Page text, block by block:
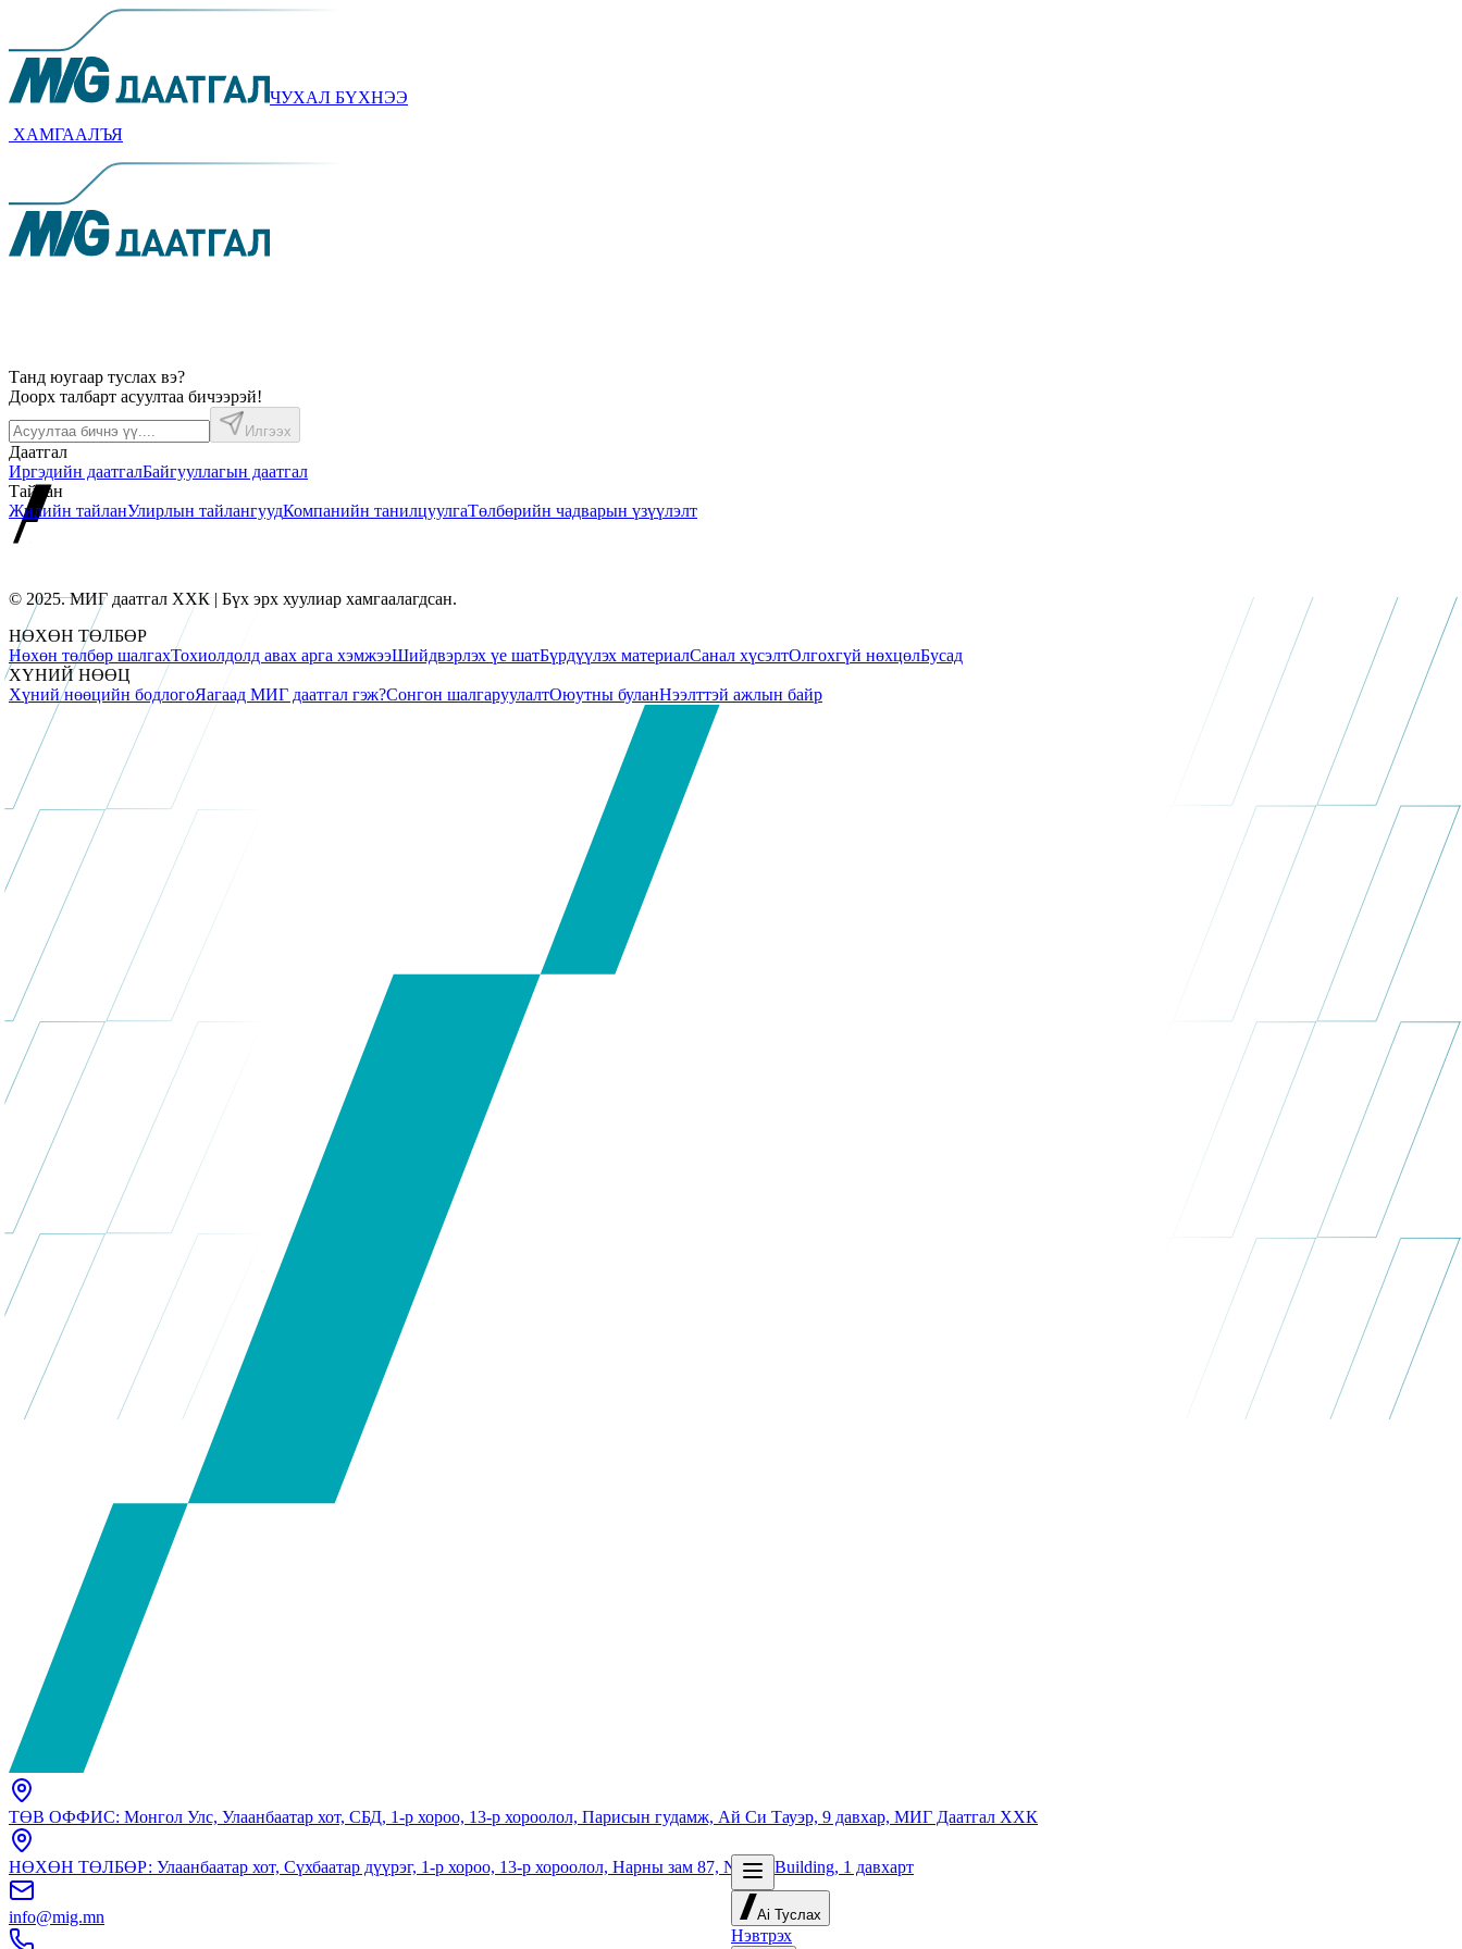
Ai Туслах
Нэвтрэх
ЧУХАЛ БYХНЭЭ
ХАМГААЛЪЯ
Танд юугаар туслах вэ?
Доорх талбарт асуултаа бичээрэй!
Илгээх
Даатгал
Иргэдийн даатгалБайгууллагын даатгал
Тайлан
Жилийн тайланУлирлын тайлангуудКомпанийн танилцуулгаТөлбөрийн чадварын үзүүлэлт
© 2025. МИГ даатгал ХХК | Бүх эрх хуулиар хамгаалагдсан.
НӨХӨН ТӨЛБӨР
Нөхөн төлбөр шалгахТохиолдолд авах арга хэмжээШийдвэрлэх үе шатБүрдүүлэх материалСанал хүсэлтОлгохгүй нөхцөлБусад
ХҮНИЙ НӨӨЦ
Хүний нөөцийн бодлогоЯагаад МИГ даатгал гэж?Сонгон шалгаруулалтОюутны буланНээлттэй ажлын байр
ТӨВ ОФФИС: Монгол Улс, Улаанбаатар хот, СБД, 1-р хороо, 13-р хороолол, Парисын гудамж, Ай Си Тауэр, 9 давхар, МИГ Даатгал ХХК
НӨХӨН ТӨЛБӨР: Улаанбаатар хот, Сүхбаатар дүүрэг, 1-р хороо, 13-р хороолол, Нарны зам 87, NSCB Building, 1 давхарт
info@mig.mn